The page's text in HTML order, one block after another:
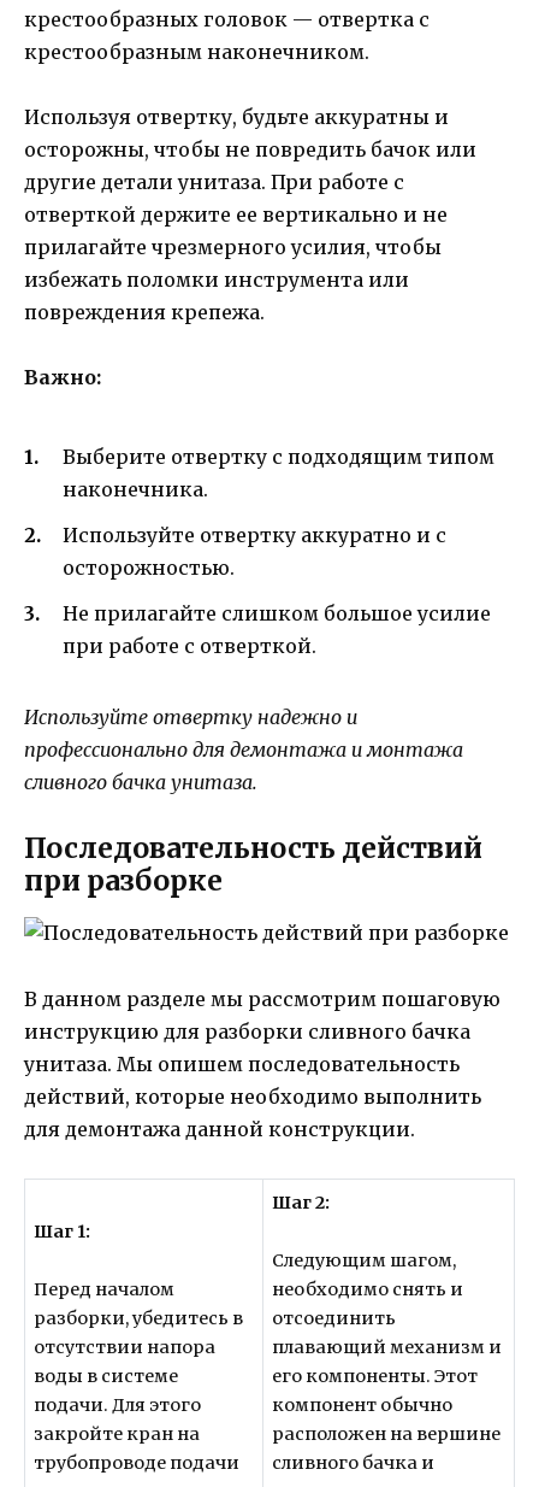
крестообразных головок — отвертка с
крестообразным наконечником.
Используя отвертку, будьте аккуратны и
осторожны, чтобы не повредить бачок или
другие детали унитаза. При работе с
отверткой держите ее вертикально и не
прилагайте чрезмерного усилия, чтобы
избежать поломки инструмента или
повреждения крепежа.
Важно:
Выберите отвертку с подходящим типом
наконечника.
Используйте отвертку аккуратно и с
осторожностью.
Не прилагайте слишком большое усилие
при работе с отверткой.
Используйте отвертку надежно и
профессионально для демонтажа и монтажа
сливного бачка унитаза.
Последовательность действий
при разборке
В данном разделе мы рассмотрим пошаговую
инструкцию для разборки сливного бачка
унитаза. Мы опишем последовательность
действий, которые необходимо выполнить
для демонтажа данной конструкции.
Шаг 1:
Перед началом
разборки, убедитесь в
отсутствии напора
воды в системе
подачи. Для этого
закройте кран на
трубопроводе подачи
Шаг 2:
Следующим шагом,
необходимо снять и
отсоединить
плавающий механизм и
его компоненты. Этот
компонент обычно
расположен на вершине
сливного бачка и